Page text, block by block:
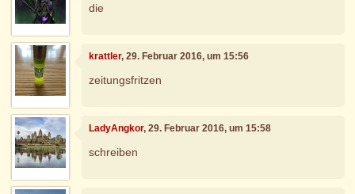
die
krattler, 29. Februar 2016, um 15:56
zeitungsfritzen
LadyAngkor, 29. Februar 2016, um 15:58
schreiben